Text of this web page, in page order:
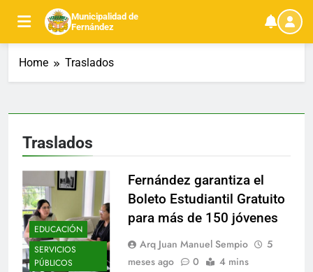
content
Municipalidad de
Fernández
Home Traslados
Traslados
EDUCACIÓN
SERVICIOS
PÚBLICOS
Fernández garantiza el
Boleto Estudiantil Gratuito
para más de 150 jóvenes
Arq Juan Manuel Sempio
5
meses ago
0 4 mins